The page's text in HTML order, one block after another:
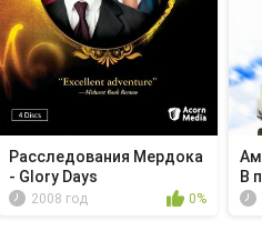
Расследования Мердока
- Glory Days
2008 год 0%
В